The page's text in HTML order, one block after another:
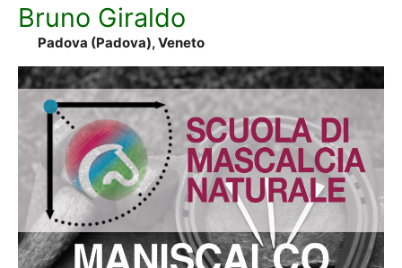
Bruno Giraldo
Padova (Padova), Veneto